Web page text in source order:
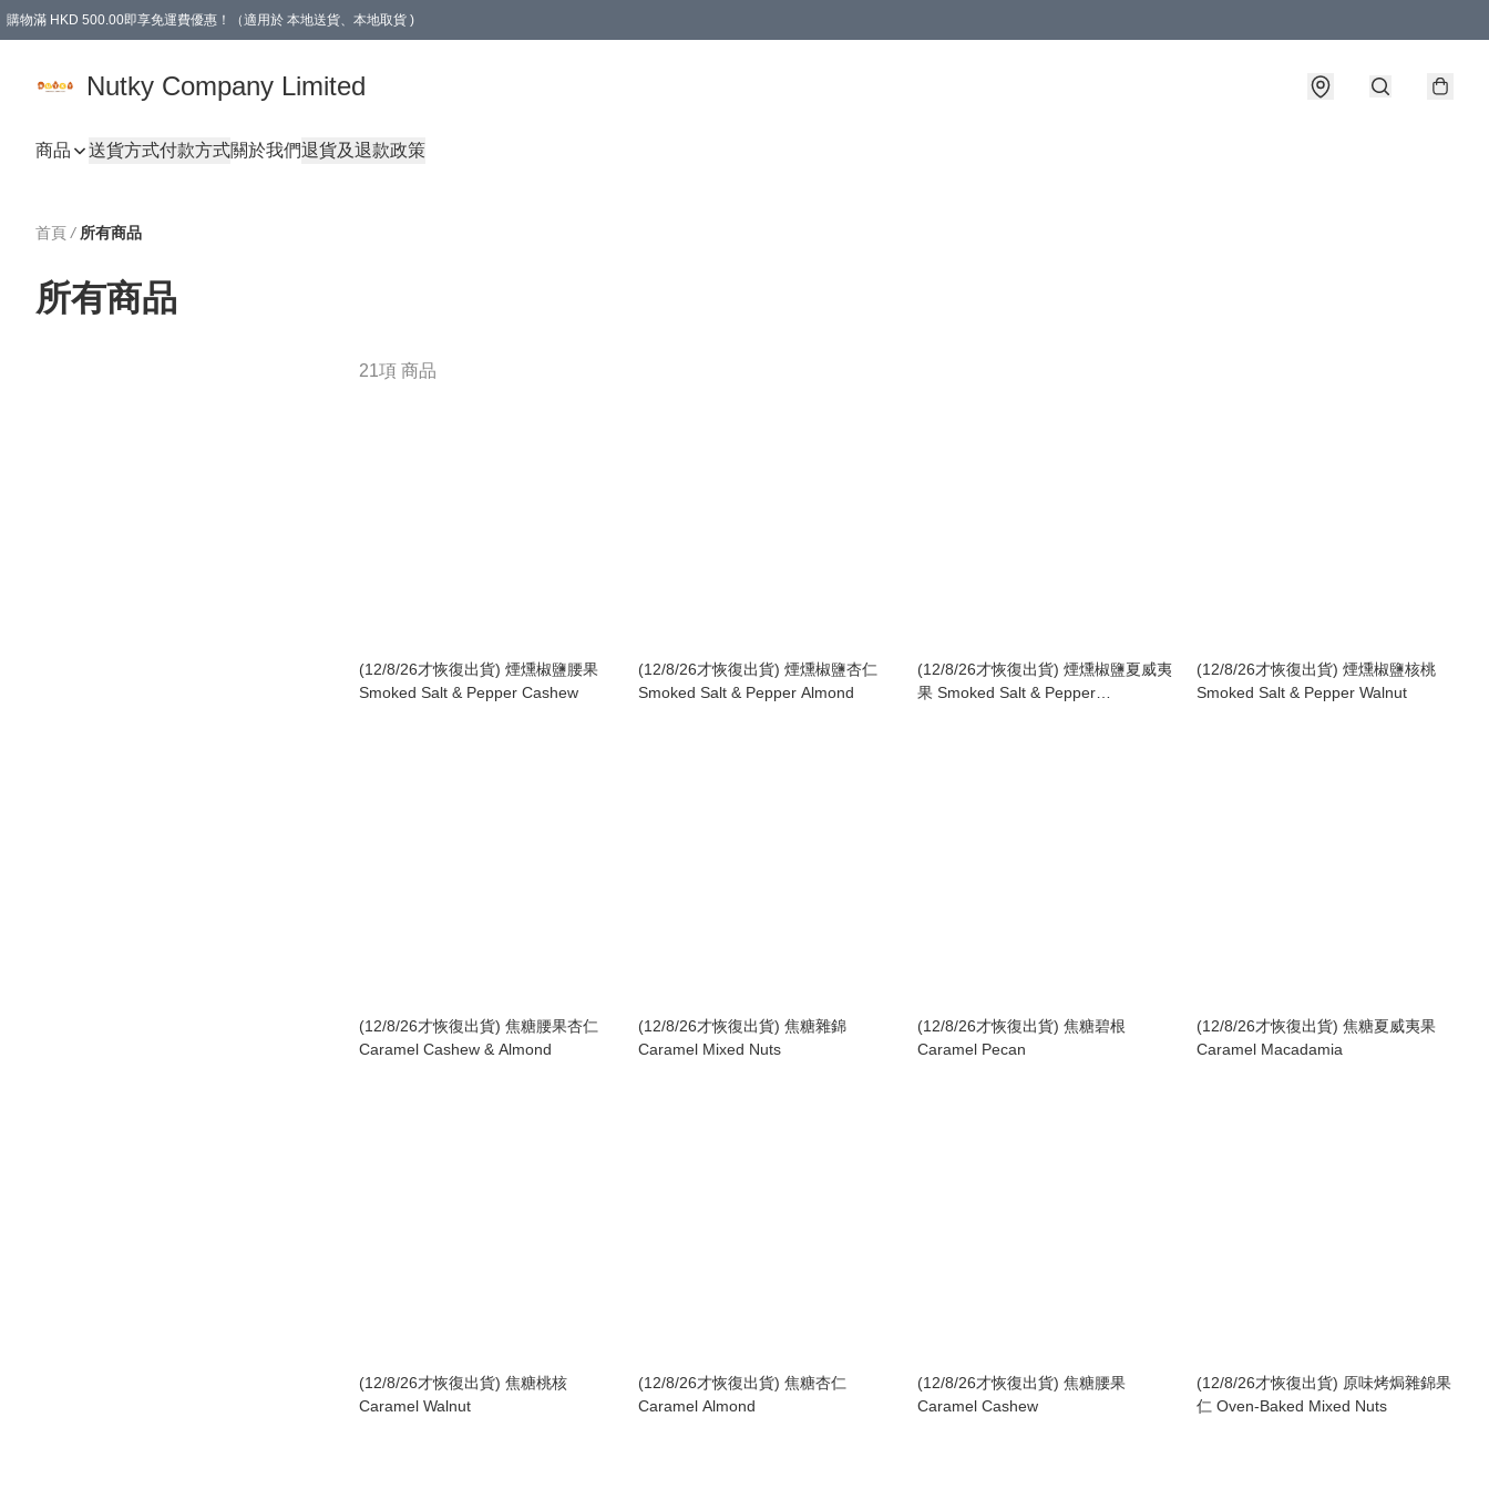
購物滿 HKD 500.00即享免運費優惠！（適用於 本地送貨、本地取貨 )
Nutky Company Limited
商品 送貨方式付款方式關於我們退貨及退款政策
首頁 / 所有商品
所有商品
21項 商品
(12/8/26才恢復出貨) 煙燻椒鹽腰果
Smoked Salt & Pepper Cashew
(12/8/26才恢復出貨) 煙燻椒鹽杏仁
Smoked Salt & Pepper Almond
(12/8/26才恢復出貨) 煙燻椒鹽夏威夷
果 Smoked Salt & Pepper
(12/8/26才恢復出貨) 煙燻椒鹽核桃
Smoked Salt & Pepper Walnut
(12/8/26才恢復出貨) 焦糖腰果杏仁
Caramel Cashew & Almond
(12/8/26才恢復出貨) 焦糖雜錦
Caramel Mixed Nuts
(12/8/26才恢復出貨) 焦糖碧根
Caramel Pecan
(12/8/26才恢復出貨) 焦糖夏威夷果
Caramel Macadamia
(12/8/26才恢復出貨) 焦糖桃核
Caramel Walnut
(12/8/26才恢復出貨) 焦糖杏仁
Caramel Almond
(12/8/26才恢復出貨) 焦糖腰果
Caramel Cashew
(12/8/26才恢復出貨) 原味烤焗雜錦果
仁 Oven-Baked Mixed Nuts